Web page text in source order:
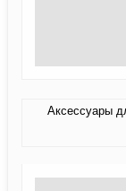
Аксессуары